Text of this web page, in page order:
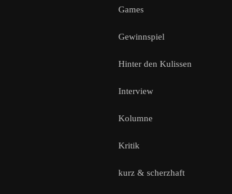
Games
Gewinnspiel
Hinter den Kulissen
Interview
Kolumne
Kritik
kurz & scherzhaft